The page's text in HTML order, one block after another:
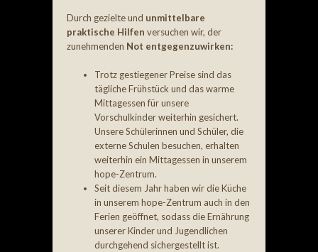
Durch gezielte und unmittelbare
praktische Hilfen versuchen wir, der
zunehmenden Not entgegenzuwirken:
Trotz gestiegener Preise sind das
tägliche Frühstück und das warme
Mittagessen für unsere
Vorschulkinder weiterhin gesichert.
Unsere Schülerinnen und Schüler, die
externe Schulen besuchen, erhalten
weiterhin ein Mittagessen in unserem
hope-Zentrum.
Seit diesem Jahr haben wir die Küche
in unserem hope-Zentrum auch in den
Ferien geöffnet, sodass die Ernährung
unserer Kinder und Jugendlichen
durchgehend sichergestellt ist.